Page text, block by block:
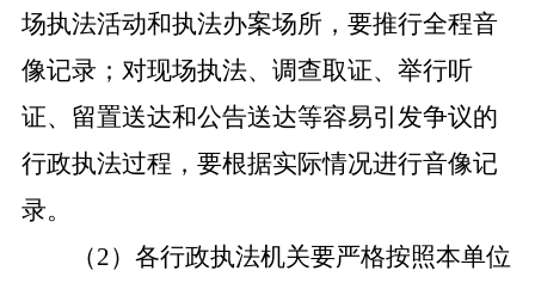
场执法活动和执法办案场所，要推行全程音
像记录；对现场执法、调查取证、举行听
证、留置送达和公告送达等容易引发争议的
行政执法过程，要根据实际情况进行音像记
录。
（2）各行政执法机关要严格按照本单位